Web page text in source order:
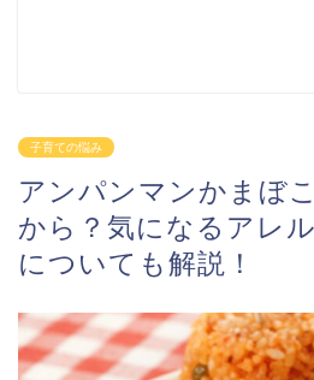
子育ての悩み
アンパンマンかまぼ
から？気になるアレ
についても解説！